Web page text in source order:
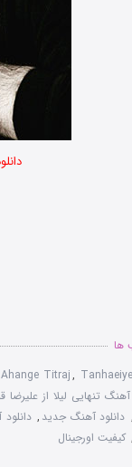
ها
Titraj,
آهنگ تنهایی لیلا از علیرضا
, دانلود آهنگ جدید ,
, کیفیت اورجینال